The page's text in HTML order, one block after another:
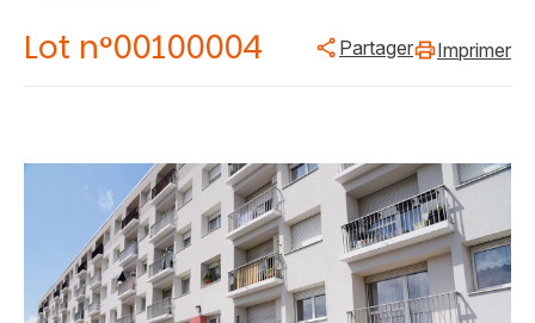
Lot n°00100004 Partager Imprimer